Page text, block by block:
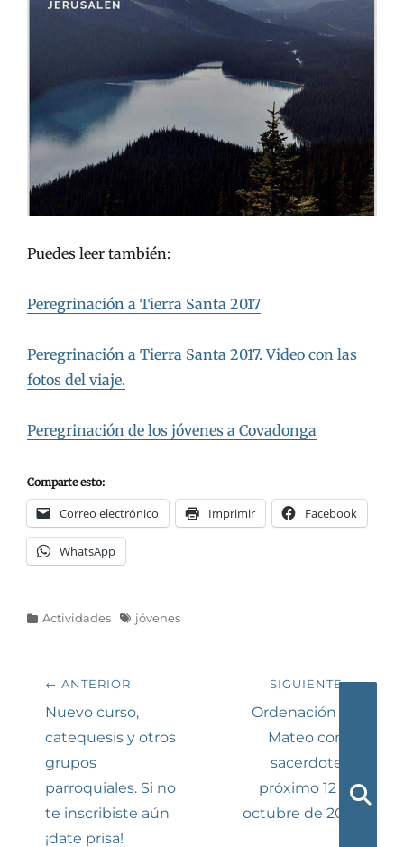
Puedes leer también:
Peregrinación a Tierra Santa 2017
Peregrinación a Tierra Santa 2017. Video con las
fotos del viaje.
Peregrinación de los jóvenes a Covadonga
Comparte esto:
Correo electrónico Imprimir Facebook
WhatsApp
Categorías
Actividades Etiquetas
jóvenes
Navegación
de
entradas
← ANTERIOR
Entrada
anterior:
Nuevo curso,
catequesis y otros
grupos
parroquiales. Si no
te inscribiste aún
¡date prisa!
SIGUIENTE →
Siguiente
entrada:
Ordenación de
Mateo como
sacerdote el
próximo 12 de
octubre de 2018